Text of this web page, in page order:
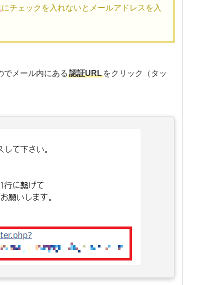
にチェックを入れないとメールアドレスを入
でメール内にある 認証URL をクリック（タッ